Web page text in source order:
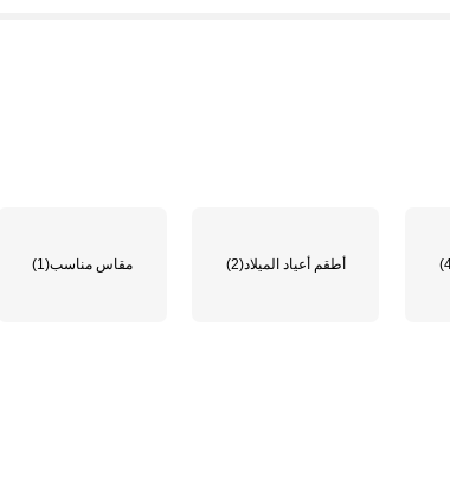
أطقم أعياد الميلاد(2) مقاس مناسب(1)